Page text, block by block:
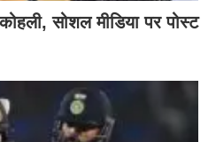
सोशल मीडिया पर पोस्ट